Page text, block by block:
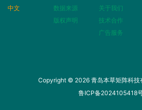
中文
数据来源
版权声明
关于我们
技术合作
广告服务
Copyright © 2026 青岛本草矩阵科技
鲁ICP备2024105418